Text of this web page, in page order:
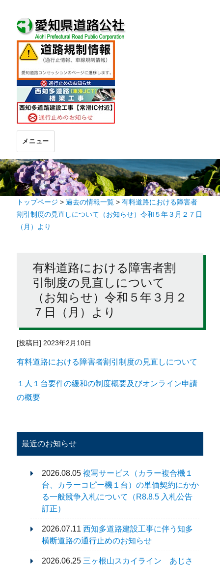
メニュー
トップページ >過去の情報一覧 >有料道路における障害者
割引制度の見直しについて（お知らせ）令和５年３月２７日
（月）より
有料道路における障害者割
引制度の見直しについて
（お知らせ）令和５年３月２
７日（月）より
[投稿日] 2023年2月10日
有料道路における障害者割引制度の見直しについて
１人１台要件の緩和の制度概要及びオンライン申請
の概要
最近のお知らせ
2026.08.05 複写サービス（カラー複合機１
台、カラーコピー機１台）の単価契約にかか
る一般競争入札について（R8.8.5 入札公告
訂正）
2026.07.11 西知多道路建設工事に伴う知多
横断道路の通行止めのお知らせ
2026.06.25 三ヶ根山スカイライン あじさ